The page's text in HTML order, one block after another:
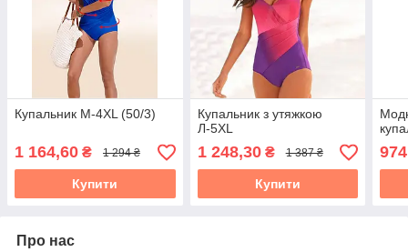
Купальник М-4XL (50/3)
1 164,60 ₴ 1 294 ₴
Купити
Купальник з утяжкою
Л-5XL
1 248,30₴ 1 387 ₴
Купити
Про нас